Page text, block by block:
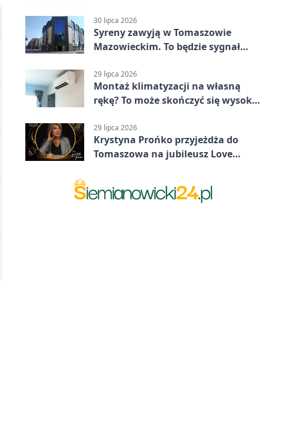
30 lipca 2026
Syreny zawyją w Tomaszowie
Mazowieckim. To będzie sygnał
29 lipca 2026
Montaż klimatyzacji na własną
rękę? To może skończyć się wysoką
29 lipca 2026
Krystyna Prońko przyjeżdża do
Tomaszowa na jubileusz Love